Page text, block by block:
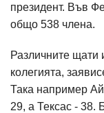
президент. Във
общо 538 члена.
Различните щати
колегията,
Така например
29, а Тексас - 38.